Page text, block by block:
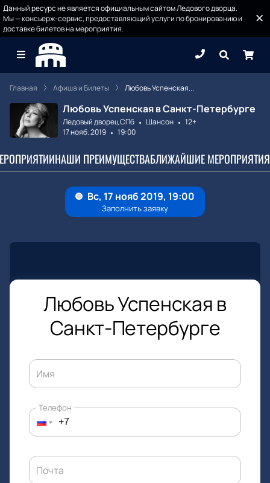
Данный ресурс не является официальным сайтом Ледового дворца.
Мы — консьерж-сервис, предоставляющий услуги по бронированию и
доставке билетов на мероприятия.
Главная Афиша и Билеты Любовь Успенская...
Любовь Успенская в Санкт-Петербурге
Ледовый дворец СПб Шансон
12+
17 нояб. 2019
19:00
НАШИ ПРЕИМУЩЕСТВАБЛИЖАЙШИЕ МЕРОПРИЯТИЯ
Любовь Успенская в
Санкт-Петербурге
Имя
Телефон
Почта